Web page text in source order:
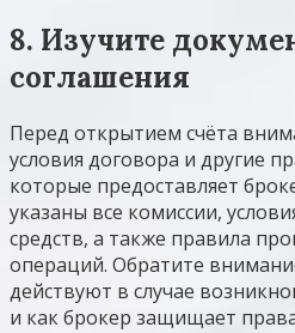
8. Изучите
соглашения
Перед открытием счёта
условия договора и другие
которые предоставляет
указаны все комиссии,
средств, а также правила
операций. Обратите
действуют в случае
и как брокер защищает